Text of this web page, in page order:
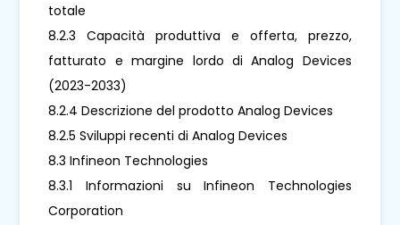
totale
8.2.3 Capacità produttiva e offerta, prezzo,
fatturato e margine lordo di Analog Devices
(2023-2033)
8.2.4 Descrizione del prodotto Analog Devices
8.2.5 Sviluppi recenti di Analog Devices
8.3 Infineon Technologies
8.3.1 Informazioni su Infineon Technologies
Corporation